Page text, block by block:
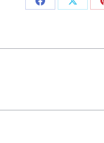
Share
Facebook
Share
X